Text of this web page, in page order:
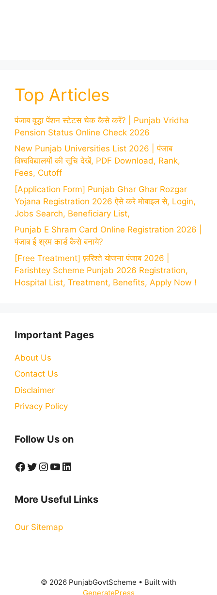
Top Articles
पंजाब वृद्धा पेंशन स्टेटस चेक कैसे करें? | Punjab Vridha
Pension Status Online Check 2026
New Punjab Universities List 2026 | पंजाब
विश्वविद्यालयों की सूचि देखें, PDF Download, Rank,
Fees, Cutoff
[Application Form] Punjab Ghar Ghar Rozgar
Yojana Registration 2026 ऐसे करे मोबाइल से, Login,
Jobs Search, Beneficiary List,
Punjab E Shram Card Online Registration 2026 |
पंजाब ई श्रम कार्ड कैसे बनाये?
[Free Treatment] फ़रिश्ते योजना पंजाब 2026 |
Farishtey Scheme Punjab 2026 Registration,
Hospital List, Treatment, Benefits, Apply Now !
Important Pages
About Us
Contact Us
Disclaimer
Privacy Policy
Follow Us on
Facebook
Twitter
Instagram
YouTube
LinkedIn
More Useful Links
Our Sitemap
© 2026 PunjabGovtScheme • Built with
GeneratePress